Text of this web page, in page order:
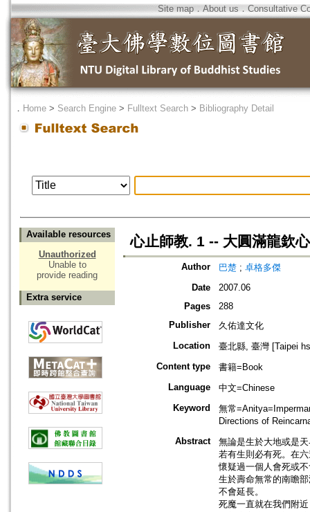
Site map．About us ． Consultative
． Home > Search Engine > Fulltext Search > Bibliography Detail
Available resources
Unauthorized
Unable to
provide reading
Extra service
心止師教. 1 -- 大圓滿龍欽
Author 巴楚 ; 卓格多傑
Date
2007.06
Pages
288
Publisher
久佑達文化
Location
臺北縣, 臺灣 [Taipei
Content type
書籍=Book
Language
中文=Chinese
Keyword
無常
Directions of
Abstract
無論是生於大地或是
若有生則必有死。在
懷疑過一個人會死或
生於壽命無常的南瞻
不會延長。
死魔一直就在我們附